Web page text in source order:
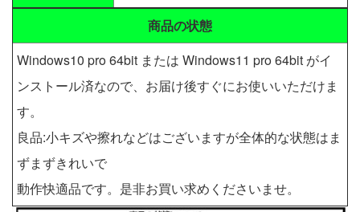
商品の状態
Windows10 pro 64bit または Windows11 pro 64bit がイ
ンストール済なので、お届け後すぐにお使いいただけま
す。
良品:小キズや擦れなどはございますが全体的な状態はま
ずまずきれいで
動作快適品です。是非お買い求めくださいませ。